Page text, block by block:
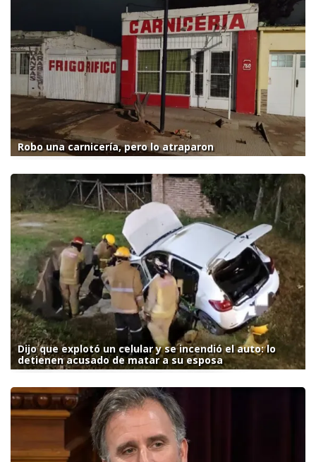
Robo una carnicería, pero lo atraparon
Dijo que explotó un celular y se incendió el auto: lo
detienen acusado de matar a su esposa